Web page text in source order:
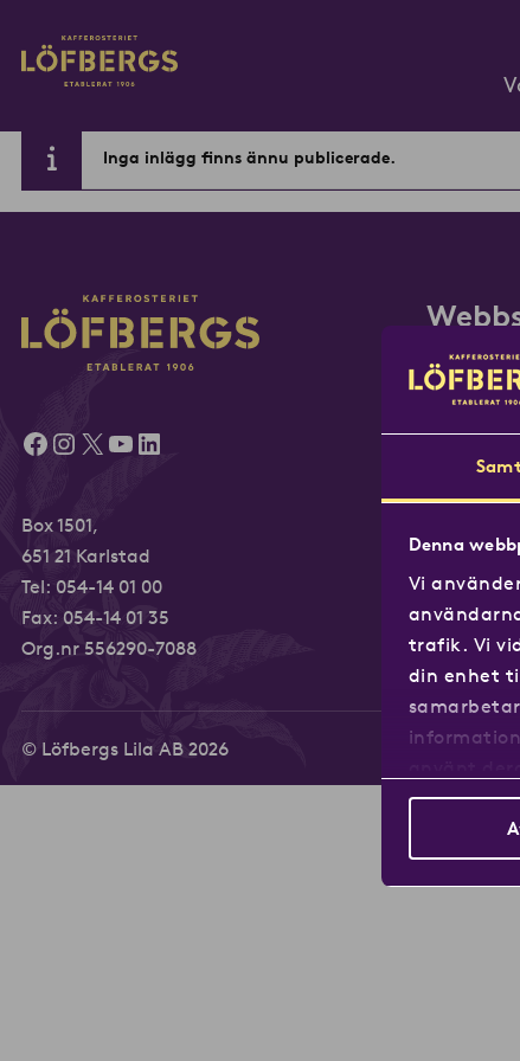
Denna
Vi
trafik. Vi
din enhet
Gå till huvudinnehåll
Inga inlägg finns ännu publicerade.
Facebook
Instagram
X YouTube
LinkedIn
Box 1501,
651 21 Karlstad
Tel: 054-14 01 00
Fax: 054-14 01 35
Org.nr 556290-7088
Hela
ICE
Presskaffe
© Löfbergs Lila AB 2026